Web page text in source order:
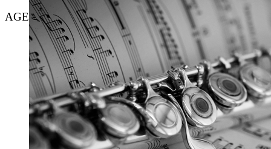
AGENDA
August
2026
Mo Di Mi Do Fr Sa So
1
2
3
4 5 6 7 8
9
10
11 12 13 14 15 16
17
18 19 20 21 22 23
24
25 26 27 28 29 30